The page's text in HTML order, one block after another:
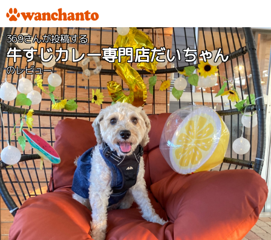
369さんが投稿する
牛すじカレー専門店だいちゃん
のレビュー